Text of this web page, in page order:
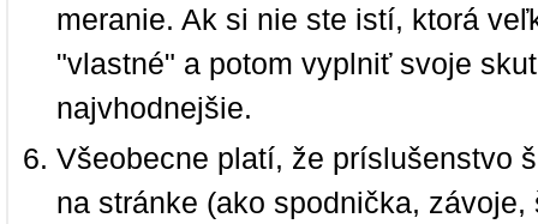
meranie. Ak si nie ste istí, ktorá
"vlastné" a potom vyplniť svoje
najvhodnejšie.
Všeobecne platí, že príslušenstvo
na stránke (ako spodnička,